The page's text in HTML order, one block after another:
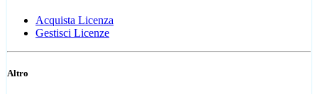
Acquista Licenza
Gestisci Licenze
Altro